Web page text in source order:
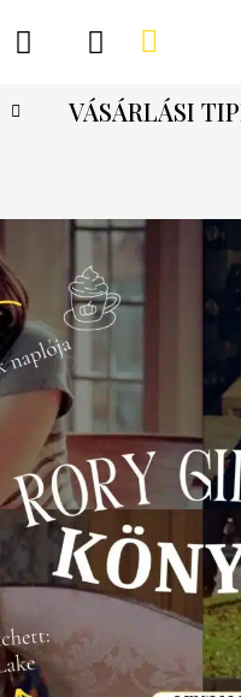
VÁSÁRLÁSI